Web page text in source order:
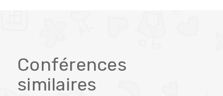
m
e
Conférences
similaires